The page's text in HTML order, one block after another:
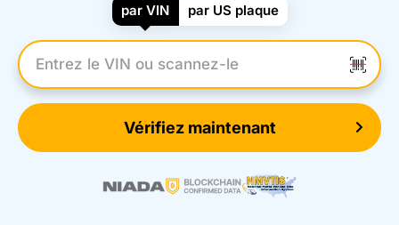
par VIN par US plaque
Entrez le numéro VIN
Vérifiez maintenant